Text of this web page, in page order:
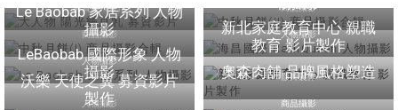
募資影片製作 商品攝影
商品攝影 人物攝影
Le Baobab 家居系列 人物
攝影
人物攝影
新北家庭教育中心 親職
教育 影片製作
影片製作
LeBaobab 國際形象 人物
攝影
人物攝影
奧森肉舖 品牌風格塑造
商品攝影
沃樂 天使之翼 募資影片
製作